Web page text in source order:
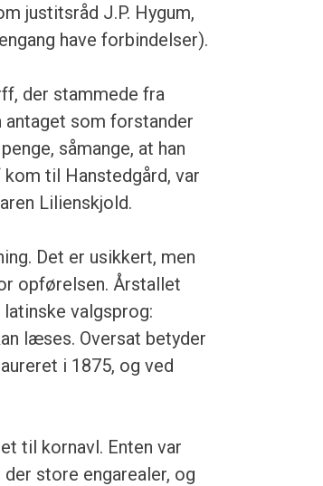
justitsråd J.P. Hygum,
have forbindelser).
der stammede fra
antaget som forstander
såmange, at han
til Hanstedgård, var
Lilienskjold.
Det er usikkert, men
opførelsen. Årstallet
valgsprog:
læses. Oversat betyder
i 1875, og ved
til kornavl. Enten var
store engarealer, og